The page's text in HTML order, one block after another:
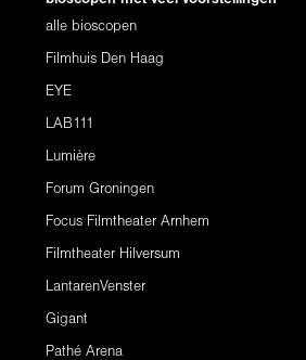
alle bioscopen
Filmhuis Den Haag
EYE
LAB111
Lumière
Forum Groningen
Focus Filmtheater Arnhem
Filmtheater Hilversum
LantarenVenster
Gigant
Pathé Arena